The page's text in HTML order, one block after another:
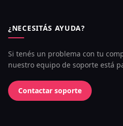
¿NECESITÁS AYUDA?
Si tenés un problema con tu
nuestro equipo de soporte está
Contactar soporte